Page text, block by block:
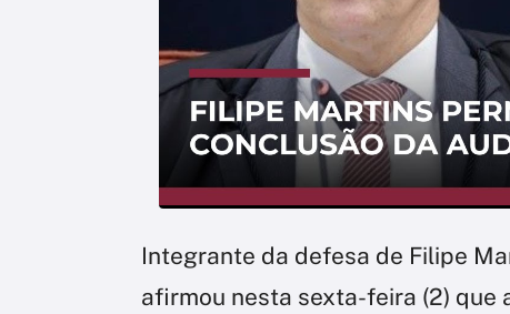
Integrante da defesa de Filipe
afirmou nesta sexta-feira (2) que